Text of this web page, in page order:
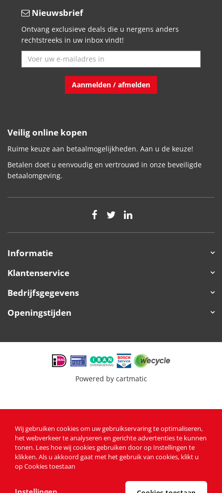
Nieuwsbrief
Ontvang exclusieve deals die u nergens anders
rechtstreeks in uw inbox vindt!
Aanmelden / afmelden
Veilig online kopen
Ruime keuze aan betaalmogelijkheden. Aan u de keuze!
Betalen doet u eenvoudig en vertrouwd in onze beveiligde
betaalomgeving.
Informatie
Klantenservice
Bedrijfsgegevens
Openingstijden
Powered by cartmatic
Wij gebruiken cookies om uw gebruikservaring te optimaliseren,
het webverkeer te analyseren en gerichte advertenties te kunnen
tonen. Lees hoe wij cookies gebruiken door op Instellingen te
klikken. Als u akkoord gaat met het gebruik van cookies, klikt u
op Cookies toestaan